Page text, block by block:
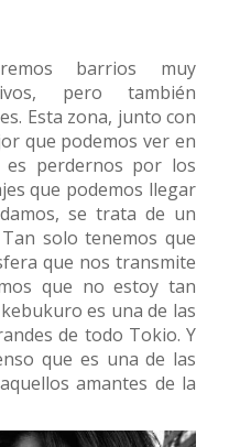
barrios muy
pero también
Esta zona, junto con
que podemos ver en
perdernos por los
que podemos llegar
se trata de un
solo tenemos que
que nos transmite
que no estoy tan
es una de las
de todo Tokio. Y
que es una de las
amantes de la